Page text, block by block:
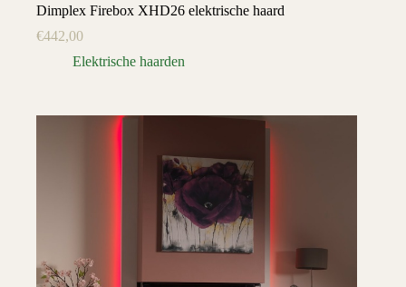
Dimplex Firebox XHD26 elektrische haard
€442,00
Elektrische haarden